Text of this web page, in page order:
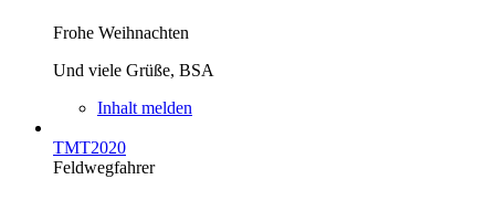
Frohe Weihnachten
Und viele Grüße, BSA
Inhalt melden
TMT2020
Feldwegfahrer